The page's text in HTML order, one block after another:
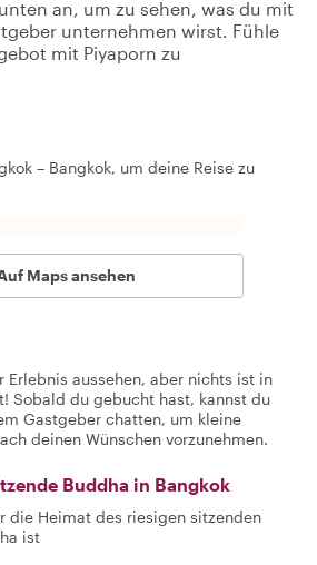
an, um zu sehen, was du mit
unternehmen wirst. Fühle
mit Piyaporn zu
– Bangkok, um deine Reise zu
Maps ansehen
Erlebnis aussehen, aber nichts ist in
Sobald du gebucht hast, kannst du
Gastgeber chatten, um kleine
deinen Wünschen vorzunehmen.
Buddha in Bangkok
die Heimat des riesigen sitzenden
ist